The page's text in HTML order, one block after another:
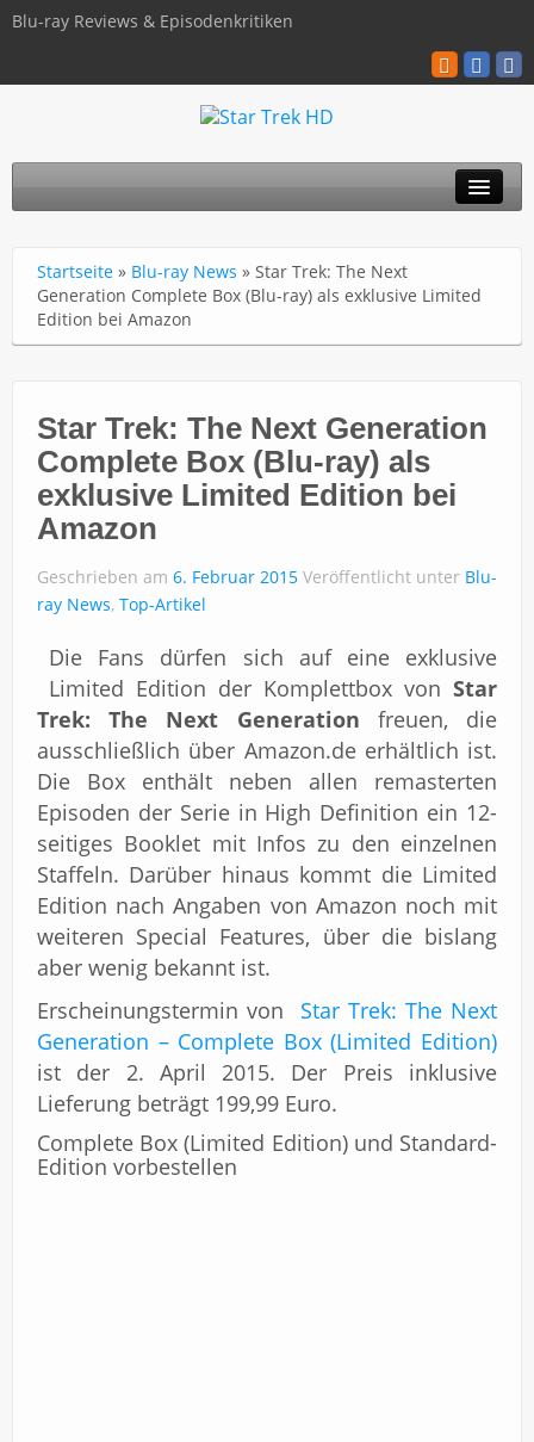
Blu-ray Reviews & Episodenkritiken
TNG
Discovery
Blu-ray / 4K
Über uns
Impressum
Startseite » Blu-ray News » Star Trek: The Next
Generation Complete Box (Blu-ray) als exklusive Limited
Edition bei Amazon
Star Trek: The Next Generation
Complete Box (Blu-ray) als
exklusive Limited Edition bei
Amazon
Geschrieben am 6. Februar 2015 Veröffentlicht unter Blu-
ray News, Top-Artikel
Die Fans dürfen sich auf eine exklusive
Limited Edition der Komplettbox von Star
Trek: The Next Generation freuen, die
ausschließlich über Amazon.de erhältlich ist.
Die Box enthält neben allen remasterten
Episoden der Serie in High Definition ein 12-
seitiges Booklet mit Infos zu den einzelnen
Staffeln. Darüber hinaus kommt die Limited
Edition nach Angaben von Amazon noch mit
weiteren Special Features, über die bislang
aber wenig bekannt ist.
Erscheinungstermin von Star Trek: The Next
Generation – Complete Box (Limited Edition)
ist der 2. April 2015. Der Preis inklusive
Lieferung beträgt 199,99 Euro.
Complete Box (Limited Edition) und Standard-
Edition vorbestellen